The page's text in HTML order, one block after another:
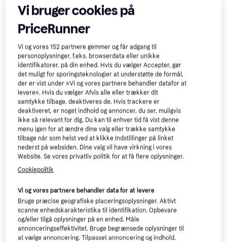
2 butikker
1.599 kr.
9+ butikker
Airtox FS55 ATX
Sikkerhedssko
Sikkerhedssko
9+ butikker
Hellberg Xstream MP
Headband - Black
9+ butikker
Vi bruger cookies på
PriceRunner
Vi og vores152 partnere gemmer og får adgang til
personoplysninger, f.eks. browserdata eller unikke
identifikatorer, på din enhed. Hvis du vælger Accepter, gør
det muligt for sporingsteknologier at understøtte de formål,
der er vist under »Vi og vores partnere behandler datafor at
levere«. Hvis du vælger Afvis alle eller trækker dit
samtykke tilbage, deaktiveres de. Hvis trackere er
deaktiveret, er noget indhold og annoncer, du ser, muligvis
ikke så relevant for dig. Du kan til enhver tid få vist denne
menu igen for at ændre dine valg eller trække samtykke
tilbage når som helst ved at klikke Indstillinger på linket
nederst på websiden. Dine valg vil have virkning i vores
Website. Se vores privatliv politik for at få flere oplysninger.
Cookiepolitik
Vi og vores partnere behandler data for at levere
Bruge præcise geografiske placeringsoplysninger. Aktivt
scanne enhedskarakteristika til identifikation. Opbevare
og/eller tilgå oplysninger på en enhed. Måle
annonceringseffektivitet. Bruge begrænsede oplysninger til
at vælge annoncering. Tilpasset annoncering og indhold,